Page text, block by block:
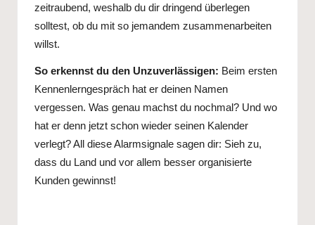
zeitraubend, weshalb du dir dringend überlegen
solltest, ob du mit so jemandem zusammenarbeiten
willst.
So erkennst du den Unzuverlässigen: Beim ersten
Kennenlerngespräch hat er deinen Namen
vergessen. Was genau machst du nochmal? Und wo
hat er denn jetzt schon wieder seinen Kalender
verlegt? All diese Alarmsignale sagen dir: Sieh zu,
dass du Land und vor allem besser organisierte
Kunden gewinnst!